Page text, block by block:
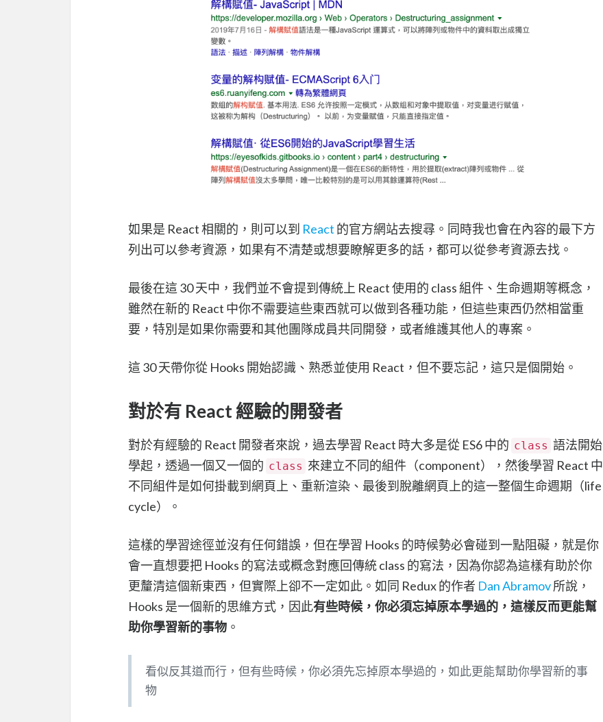
如果是 React 相關的，則可以到 React 的官方網站去搜尋。同時我也會在內容的最下方
列出可以參考資源，如果有不清楚或想要瞭解更多的話，都可以從參考資源去找。
最後在這 30 天中，我們並不會提到傳統上 React 使用的 class 組件、生命週期等概念，
雖然在新的 React 中你不需要這些東西就可以做到各種功能，但這些東西仍然相當重
要，特別是如果你需要和其他團隊成員共同開發，或者維護其他人的專案。
這 30 天帶你從 Hooks 開始認識、熟悉並使用 React，但不要忘記，這只是個開始。
對於有 React 經驗的開發者
對於有經驗的 React 開發者來說，過去學習 React 時大多是從 ES6 中的 class 語法開始
學起，透過一個又一個的 class 來建立不同的組件（component），然後學習 React 中
不同組件是如何掛載到網頁上、重新渲染、最後到脫離網頁上的這一整個生命週期（life
cycle）。
這樣的學習途徑並沒有任何錯誤，但在學習 Hooks 的時候勢必會碰到一點阻礙，就是你
會一直想要把 Hooks 的寫法或概念對應回傳統 class 的寫法，因為你認為這樣有助於你
更釐清這個新東西，但實際上卻不一定如此。如同 Redux 的作者 Dan Abramov所說，
Hooks 是一個新的思維方式，因此有些時候，你必須忘掉原本學過的，這樣反而更能幫
助你學習新的事物 。
看似反其道而行，但有些時候，你必須先忘掉原本學過的，如此更能幫助你學習新的事
物